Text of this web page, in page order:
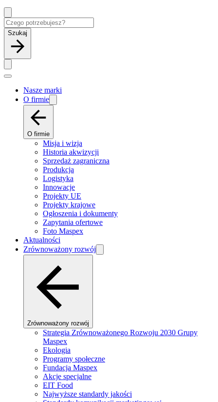
Szukaj
Nasze marki
O firmie
O firmie
Misja i wizja
Historia akwizycji
Sprzedaż zagraniczna
Produkcja
Logistyka
Innowacje
Projekty UE
Projekty krajowe
Ogłoszenia i dokumenty
Zapytania ofertowe
Foto Maspex
Aktualności
Zrównoważony rozwój
Zrównoważony rozwój
Strategia Zrównoważonego Rozwoju 2030 Grupy
Maspex
Ekologia
Programy społeczne
Fundacja Maspex
Akcje specjalne
EIT Food
Najwyższe standardy jakości